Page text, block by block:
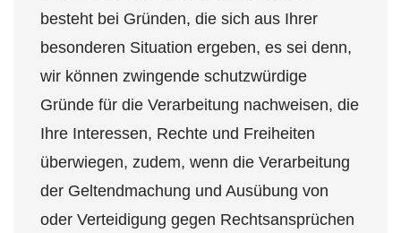
besteht bei Gründen, die sich aus Ihrer
besonderen Situation ergeben, es sei denn,
wir können zwingende schutzwürdige
Gründe für die Verarbeitung nachweisen, die
Ihre Interessen, Rechte und Freiheiten
überwiegen, zudem, wenn die Verarbeitung
der Geltendmachung und Ausübung von
oder Verteidigung gegen Rechtsansprüchen